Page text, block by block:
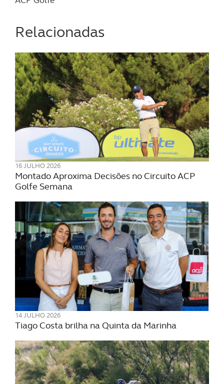
Relacionadas
16 JULHO 2026
Montado Aproxima Decisões no Circuito ACP
Golfe Semana
14 JULHO 2026
Tiago Costa brilha na Quinta da Marinha